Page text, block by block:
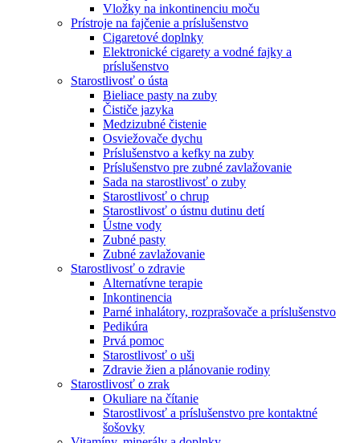
Vložky na inkontinenciu moču
Prístroje na fajčenie a príslušenstvo
Cigaretové doplnky
Elektronické cigarety a vodné fajky a
príslušenstvo
Starostlivosť o ústa
Bieliace pasty na zuby
Čističe jazyka
Medzizubné čistenie
Osviežovače dychu
Príslušenstvo a kefky na zuby
Príslušenstvo pre zubné zavlažovanie
Sada na starostlivosť o zuby
Starostlivosť o chrup
Starostlivosť o ústnu dutinu detí
Ústne vody
Zubné pasty
Zubné zavlažovanie
Starostlivosť o zdravie
Alternatívne terapie
Inkontinencia
Parné inhalátory, rozprašovače a príslušenstvo
Pedikúra
Prvá pomoc
Starostlivosť o uši
Zdravie žien a plánovanie rodiny
Starostlivosť o zrak
Okuliare na čítanie
Starostlivosť a príslušenstvo pre kontaktné
šošovky